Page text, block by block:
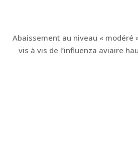
Abaissement au niveau « modéré
vis à vis de l’influenza aviaire